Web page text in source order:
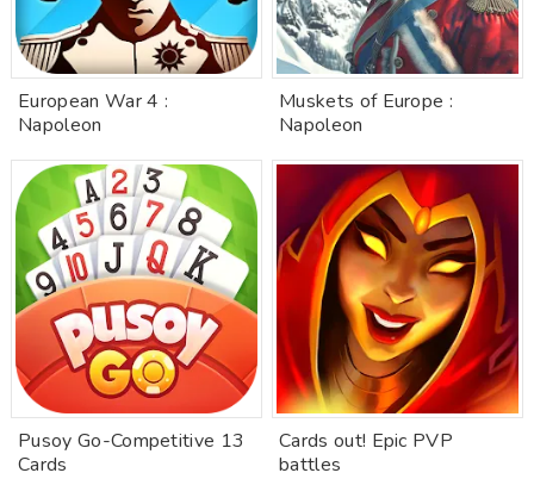
European War 4 :
Napoleon
Muskets of Europe :
Napoleon
Pusoy Go-Competitive 13
Cards
Cards out! Epic PVP
battles